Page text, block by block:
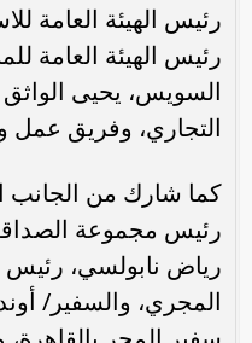
رئيس الهيئة العامة
رئيس الهيئة العامة
السويس، يحيى الواثق
التجاري، وفريق عمل
كما شارك من الجانب
رئيس مجموعة
رياض نابولسي،
المجري، والسفير/